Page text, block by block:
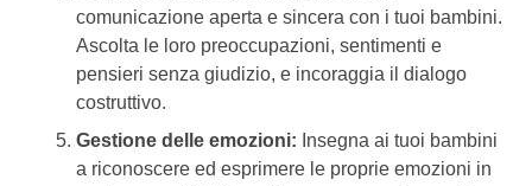
comunicazione aperta e sincera con i tuoi bambini.
Ascolta le loro preoccupazioni, sentimenti e
pensieri senza giudizio, e incoraggia il dialogo
costruttivo.
Gestione delle emozioni: Insegna ai tuoi bambini
a riconoscere ed esprimere le proprie emozioni in